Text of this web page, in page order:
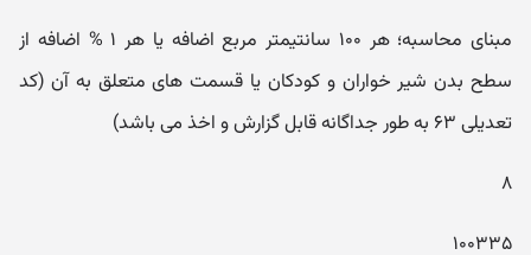
مبنای محاسبه؛ هر ۱۰۰ سانتیمتر مربع اضافه یا هر ۱ % اضافه از
سطح بدن شیر خواران و کودکان یا قسمت های متعلق به آن (کد
تعدیلی ۶۳ به طور جداگانه قابل گزارش و اخذ می باشد)
۸
۱۰۰۳۳۵